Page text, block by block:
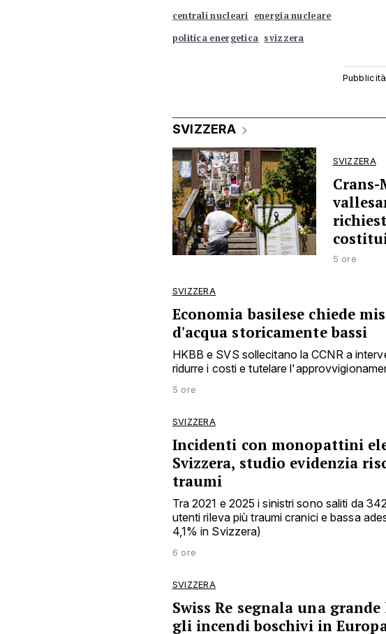
centrali nucleari energia nucleare
politica energetica svizzera
SVIZZERA
SVIZZERA
5 ore
SVIZZERA
Economia basilese chiede
d'acqua storicamente bassi
HKBB e SVS sollecitano la CCNR a
ridurre i costi e tutelare
5 ore
SVIZZERA
Incidenti con monopattini
Svizzera, studio evidenzia
traumi
Tra 2021 e 2025 i sinistri sono saliti da
utenti rileva più traumi cranici e bassa
4,1% in Svizzera)
6 ore
SVIZZERA
Swiss Re segnala una
gli incendi boschivi in